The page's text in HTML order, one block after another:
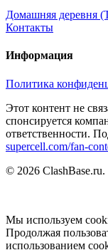
Домашняя деревня
Контакты
Информация
Политика
Этот контент не
спонсируется
ответственности.
supercell.com/fan-
© 2026
Мы используем
Продолжая
использованием